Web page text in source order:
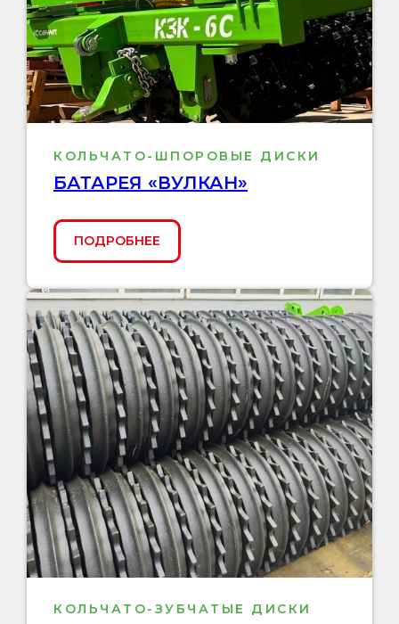
КОЛЬЧАТО-ШПОРОВЫЕ ДИСКИ
БАТАРЕЯ «ВУЛКАН»
ПОДРОБНЕЕ
КОЛЬЧАТО-ЗУБЧАТЫЕ ДИСКИ